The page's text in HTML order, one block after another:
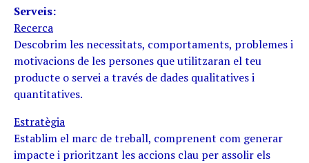
Serveis:
Recerca
Descobrim les necessitats, comportaments, problemes i
motivacions de les persones que utilitzaran el teu
producte o servei a través de dades qualitatives i
quantitatives.
Estratègia
Establim el marc de treball, comprenent com generar
impacte i prioritzant les accions clau per assolir els